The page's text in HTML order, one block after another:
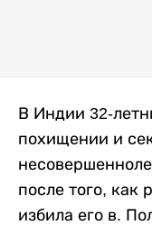
В Индии 32-
похищении и
после того, как
избила его в.